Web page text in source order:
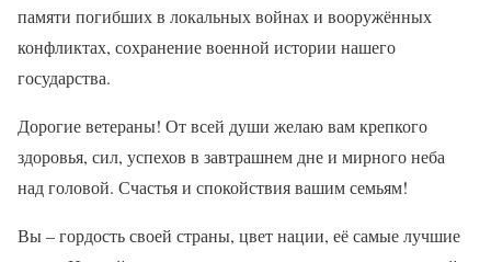
памяти погибших в локальных войнах и вооружённых
конфликтах, сохранение военной истории нашего
государства.
Дорогие ветераны! От всей души желаю вам крепкого
здоровья, сил, успехов в завтрашнем дне и мирного неба
над головой. Счастья и спокойствия вашим семьям!
Вы – гордость своей страны, цвет нации, её самые лучшие